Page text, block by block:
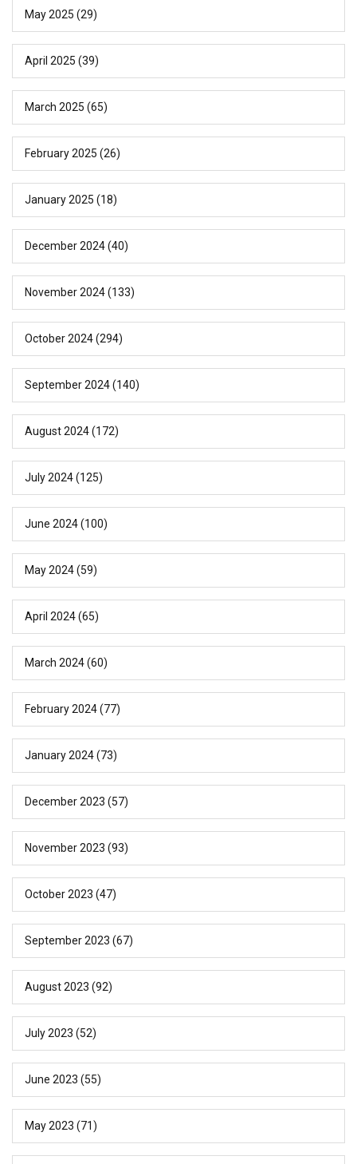
May 2025 (29)
April 2025 (39)
March 2025 (65)
February 2025 (26)
January 2025 (18)
December 2024(40)
November 2024(133)
October 2024(294)
September 2024(140)
August 2024(172)
July 2024(125)
June 2024(100)
May 2024(59)
April 2024(65)
March 2024(60)
February 2024(77)
January 2024(73)
December 2023 (57)
November 2023 (93)
October 2023 (47)
September 2023 (67)
August 2023 (92)
July 2023 (52)
June 2023 (55)
May 2023 (71)